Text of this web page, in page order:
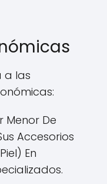
a las
Menor De
Accesorios
En